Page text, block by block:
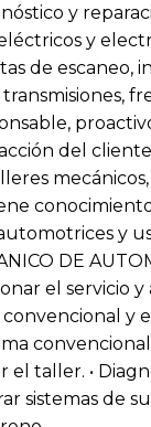
y
y
de escaneo,
del
y
DE
el servicio
y
el taller. •
sistemas de